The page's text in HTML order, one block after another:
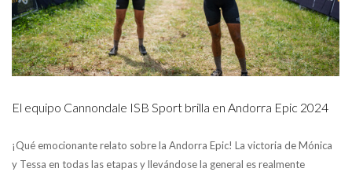
El equipo Cannondale ISB Sport brilla en Andorra Epic 2024
¡Qué emocionante relato sobre la Andorra Epic! La victoria de Mónica
y Tessa en todas las etapas y llevándose la general es realmente